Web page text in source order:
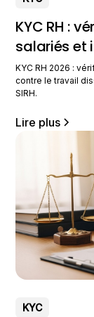
KYC RH :
salariés et
KYC RH 2026 :
contre le travail
SIRH.
Lire plus
KYC